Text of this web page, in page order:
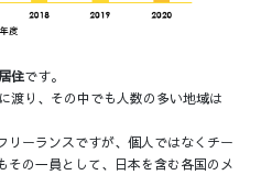
住です。
渡り、その中でも人数の多い地域は
リーランスですが、個人ではなくチー
その一員として、日本を含む各国のメ